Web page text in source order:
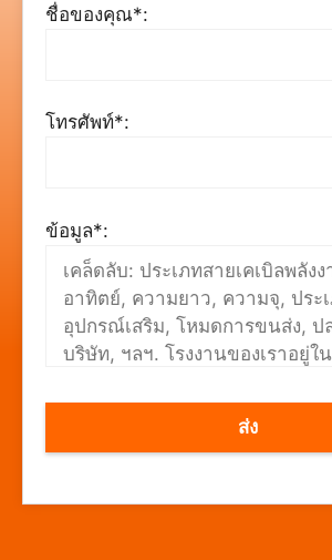
ชื่อของคุณ*:
โทรศัพท์*:
ข้อมูล*: